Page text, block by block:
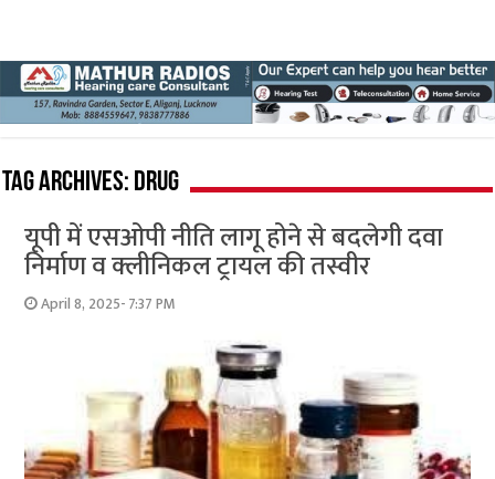
Tag Archives: drug
यूपी में एसओपी नीति लागू होने से बदलेगी दवा
निर्माण व क्लीनिकल ट्रायल की तस्वीर
April 8, 2025- 7:37 PM